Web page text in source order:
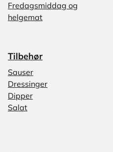
Fredagsmiddag og
helgemat
Tilbehør
Sauser
Dressinger
Dipper
Salat